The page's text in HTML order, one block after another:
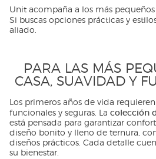
Unit acompaña a los más pequeños
Si buscas opciones prácticas y
aliado.
PARA LAS MÁS
CASA, SUAVIDAD Y
Los primeros años de vida requieren
funcionales y seguras. La colección
está pensada para garantizar
diseño bonito y lleno de ternura,
diseños prácticos. Cada detalle
su bienestar.